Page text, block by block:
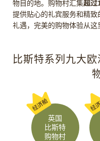
物目的地。购物村汇集超过
提供贴心的礼宾服务和精
礼遇，完美的购物体验从这
比斯特系列九大
英国
比斯特
购物村